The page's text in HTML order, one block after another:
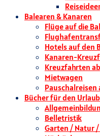
Balearen & Kanaren
Flüge auf die
Hotels auf den
Kanaren-
Kreuzfahrten
Mietwagen
Pauschalreisen
Bücher für den Urlaub
Belletristik
Garten / Natur